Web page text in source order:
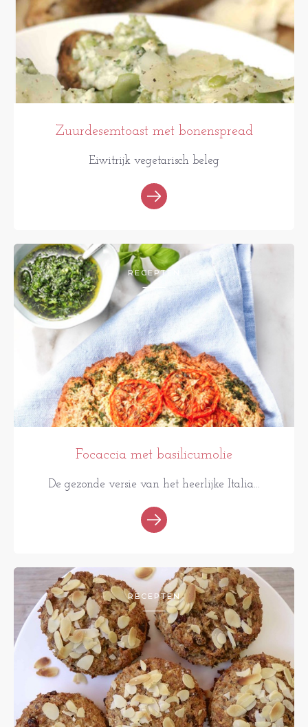
Zuurdesemtoast met bonenspread
Eiwitrijk vegetarisch beleg
RECEPTEN
Focaccia met basilicumolie
De gezonde versie van het heerlijke Italia...
RECEPTEN